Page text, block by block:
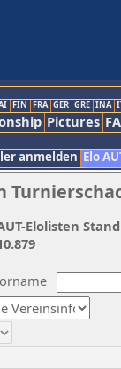
FIN FRA GER GRE INA
Pictures
anmelden Elo
Elolisten